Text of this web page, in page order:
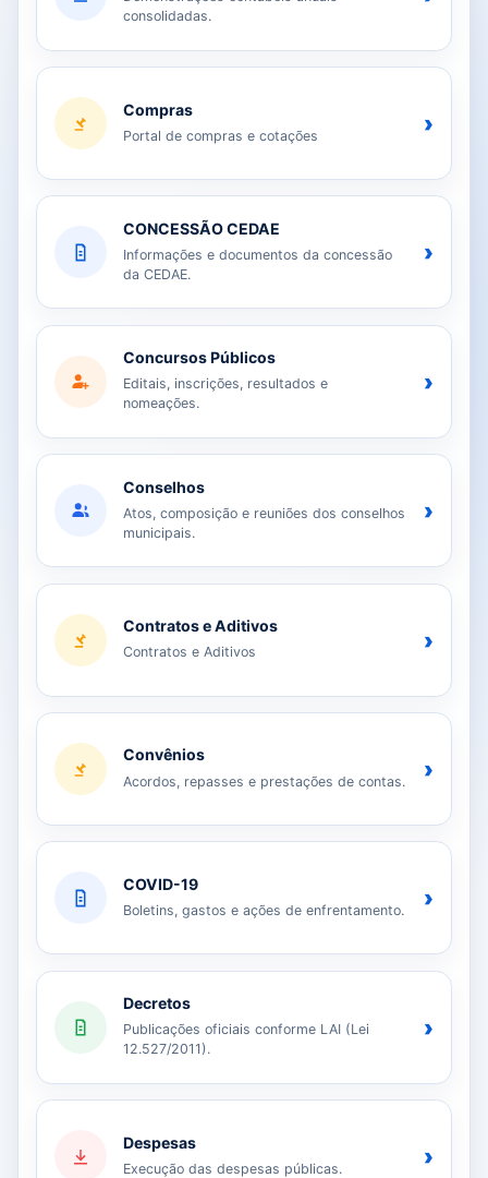
consolidadas.
Compras
Portal de compras e cotações ›
CONCESSÃO CEDAE
Informações e documentos da concessão
da CEDAE.
›
Concursos Públicos
Editais, inscrições, resultados e
nomeações.
›
Conselhos
Atos, composição e reuniões dos conselhos
municipais.
›
Contratos e Aditivos
Contratos e Aditivos ›
Convênios
Acordos, repasses e prestações de contas. ›
COVID-19
Boletins, gastos e ações de enfrentamento. ›
Decretos
Publicações oficiais conforme LAI (Lei
12.527/2011).
›
Despesas
Execução das despesas públicas. ›